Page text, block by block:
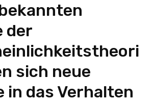
der
sich neue
in das Verhalten